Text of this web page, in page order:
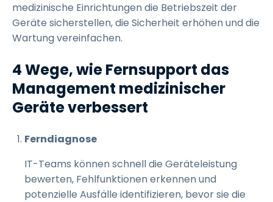
medizinische Einrichtungen die Betriebszeit der
Geräte sicherstellen, die Sicherheit erhöhen und die
Wartung vereinfachen.
4 Wege, wie Fernsupport das
Management medizinischer
Geräte verbessert
Ferndiagnose
IT-Teams können schnell die Geräteleistung
bewerten, Fehlfunktionen erkennen und
potenzielle Ausfälle identifizieren, bevor sie die